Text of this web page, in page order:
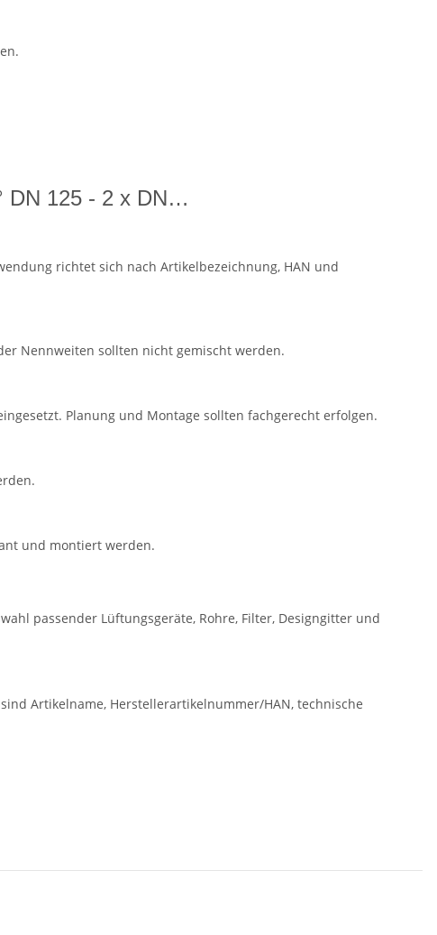
DN 125 - 2 x DN…
richtet sich nach Artikelbezeichnung, HAN und
Nennweiten sollten nicht gemischt werden.
Planung und Montage sollten fachgerecht erfolgen.
und montiert werden.
passender Lüftungsgeräte, Rohre, Filter, Designgitter und
Artikelname, Herstellerartikelnummer/HAN, technische